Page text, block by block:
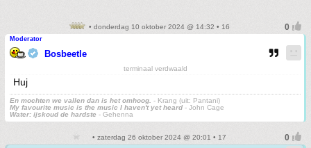
• donderdag 10 oktober 2024 @ 14:32 • 16
Moderator
Bosbeetle
terminaal verdwaald
Huj
En mochten we vallen dan is het omhoog. - Krang (uit: Pantani)
My favourite music is the music I haven't yet heard - John Cage
Water: ijskoud de hardste - Gehenna
• zaterdag 26 oktober 2024 @ 20:01 • 17